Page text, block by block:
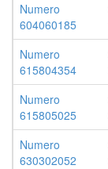
Numero
604060185
Numero
615804354
Numero
615805025
Numero
630302052